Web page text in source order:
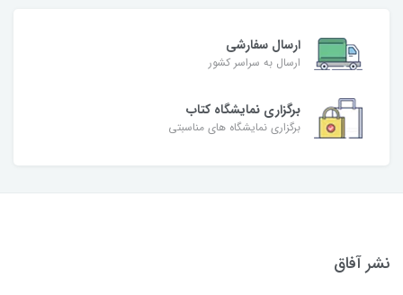
ارسال سفارشی
ارسال به سراسر کشور
برگزاری نمایشگاه کتاب
برگزاری نمایشگاه های مناسبتی
نشر آفاق